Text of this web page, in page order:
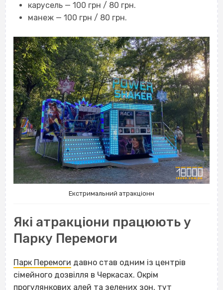
карусель — 100 грн / 80 грн.
манеж — 100 грн / 80 грн.
Екстримальний атракціонн
Які атракціони працюють у
Парку Перемоги
Парк Перемоги давно став одним із центрів
сімейного дозвілля в Черкасах. Окрім
прогулянкових алей та зелених зон, тут